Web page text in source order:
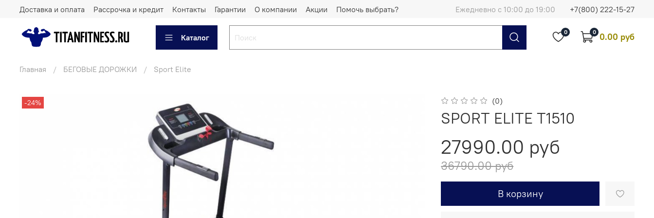
Доставка и оплата Рассрочка и кредит Контакты Гарантии О компании Акции Помочь выбрать? Ежедневно с 10:00 до 19:00 +7(800) 222-15-27
Каталог
0 0 0.00 руб
Главная БЕГОВЫЕ ДОРОЖКИ Sport Elite
-24% (0)
SPORT ELITE T1510
27990.00 руб
36790.00 руб
В корзину